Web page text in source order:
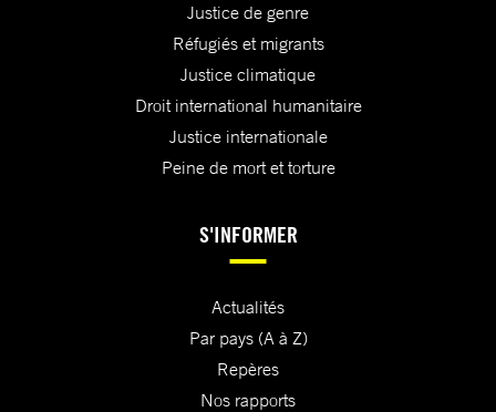
Justice de genre
Réfugiés et migrants
Justice climatique
Droit international humanitaire
Justice internationale
Peine de mort et torture
S'INFORMER
Actualités
Par pays (A à Z)
Repères
Nos rapports